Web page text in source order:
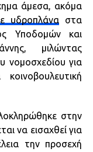
άμεσα, ακόμα
υδροπλάνα στα
Υποδομών και
μιλώντας
νομοσχεδίου για
στην
να εισαχθεί για
την προσεχή